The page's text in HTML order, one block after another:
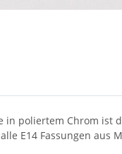
in poliertem Chrom
E14 Fassungen aus